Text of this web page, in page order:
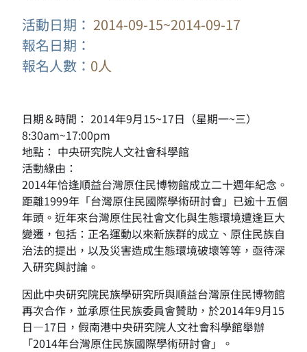
活動日期： 2014-09-15~2014-09-17
報名日期：
報名人數： 0人
日期＆時間： 2014年9月15~17日（星期一~三）
8:30am~17:00pm
地點： 中央研究院人文社會科學館
活動緣由：
2014年恰逢順益台灣原住民博物館成立二十週年紀念。
距離1999年「台灣原住民國際學術研討會」已逾十五個
年頭。近年來台灣原住民社會文化與生態環境遭逢巨大
變遷，包括：正名運動以來新族群的成立、原住民族自
治法的提出，以及災害造成生態環境破壞等等，亟待深
入研究與討論。
因此中央研究院民族學研究所與順益台灣原住民博物館
再次合作，並承原住民族委員會贊助，於2014年9月15
日―17日，假南港中央研究院人文社會科學館舉辦
「2014年台灣原住民族國際學術研討會」。